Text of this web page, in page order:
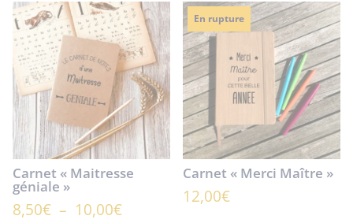
Carnet « Maitresse
géniale »
8,50€ – 10,00€Plage
En rupture
Carnet « Merci Maître »
12,00€